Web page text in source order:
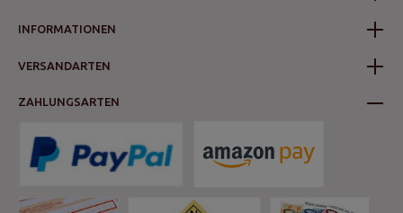
INFORMATIONEN
VERSANDARTEN
ZAHLUNGSARTEN